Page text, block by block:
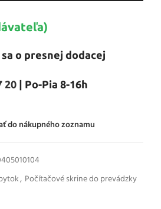
o presnej dodacej
20 | Po-Pia 8-16h
do nákupného zoznamu
, Počítačové skrine do prevádzky